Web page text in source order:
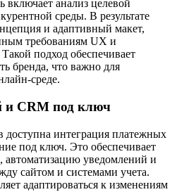
включает анализ целевой
среды. В результате
и адаптивный макет,
требованиям UX и
подход обеспечивает
бренда, что важно для
среде.
и CRM под ключ
доступна интеграция платежных
под ключ. Это обеспечивает
автоматизацию уведомлений и
сайтом и системами учета.
адаптироваться к изменениям